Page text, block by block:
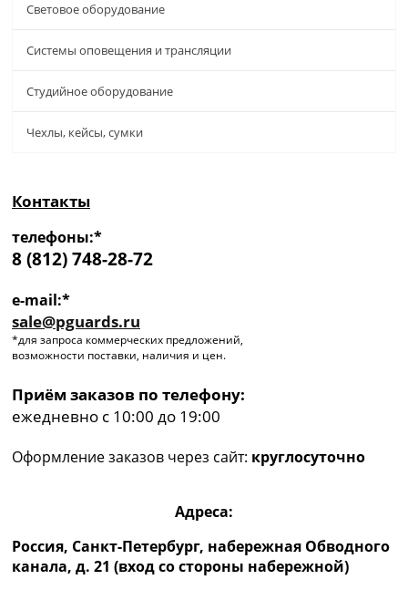
Световое оборудование
Системы оповещения и трансляции
Студийное оборудование
Чехлы, кейсы, сумки
Контакты
телефоны:*
8 (812) 748-28-72
e-mail:*
sale@pguards.ru
*для запроса коммерческих предложений,
возможности поставки, наличия и цен.
Приём заказов по телефону:
ежедневно с 10:00 до 19:00
Оформление заказов через сайт: круглосуточно
Адреса:
Россия, Санкт-Петербург, набережная Обводного
канала, д. 21 (вход со стороны набережной)